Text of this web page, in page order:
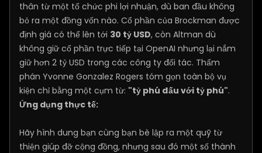
thân từ một tổ chức phi lợi nhuận, dù ban đầu không
bỏ ra một đồng vốn nào. Cổ phần của Brockman được
định giá có thể lên tới 30 tỷ USD, còn Altman dù
không giữ cổ phần trực tiếp tại OpenAI nhưng lại nắm
giữ hơn 2 tỷ USD trong các công ty đối tác. Thẩm
phán Yvonne Gonzalez Rogers tóm gọn toàn bộ vụ
kiện chỉ bằng một cụm từ: "tỷ phú đấu với tỷ phú".
Ứng dụng thực tế:
Hãy hình dung bạn cùng bạn bè lập ra một quỹ từ
thiện giúp đỡ cộng đồng, nhưng sau đó một số thành